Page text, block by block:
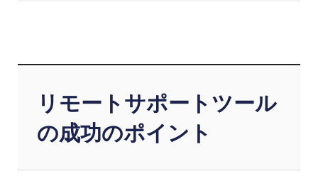
リモートサポートツール
の成功のポイント